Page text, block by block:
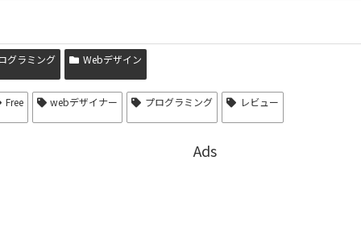
グラミング Webデザイン
Free webデザイナー プログラミング レビュー
Ads